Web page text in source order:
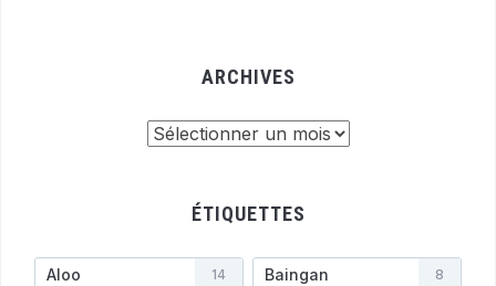
ARCHIVES
ÉTIQUETTES
Aloo 14 Baingan 8